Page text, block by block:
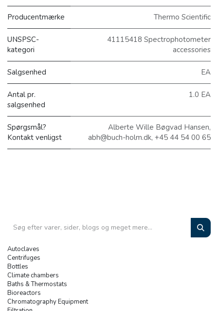
Producentmærke Thermo Scientific
UNSPSC-
kategori
41115418 Spectrophotometer
accessories
Salgsenhed EA
Antal pr.
salgsenhed
1.0 EA
Spørgsmål?
Kontakt venligst
Alberte Wille Bøgvad Hansen,
abh@buch-holm.dk, +45 44 54 00 65
Autoclaves
Centrifuges
Bottles
Climate chambers
Baths & Thermostats
Bioreactors
Chromatography Equipment